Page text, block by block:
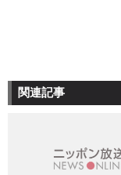
関連記事